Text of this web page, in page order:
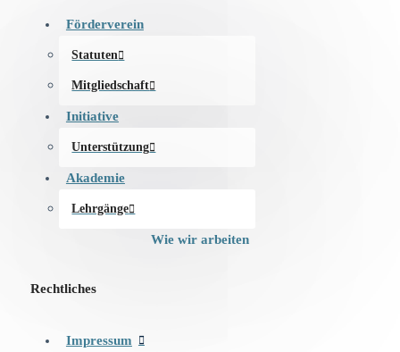
Förderverein
Statuten
Mitgliedschaft
Initiative
Unterstützung
Akademie
Lehrgänge
Wie wir arbeiten
Rechtliches
Impressum